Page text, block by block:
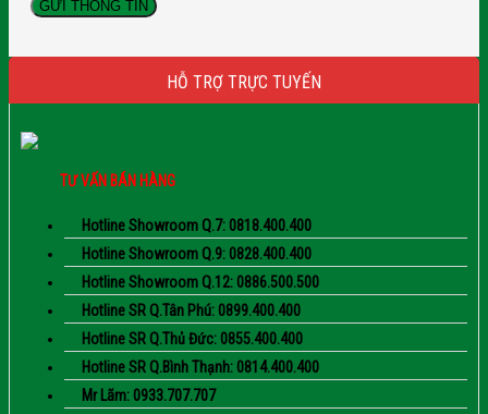
HỖ TRỢ TRỰC TUYẾN
TƯ VẤN BÁN HÀNG
Hotline Showroom Q.7: 0818.400.400
Hotline Showroom Q.9: 0828.400.400
Hotline Showroom Q.12: 0886.500.500
Hotline SR Q.Tân Phú: 0899.400.400
Hotline SR Q.Thủ Đức: 0855.400.400
Hotline SR Q.Bình Thạnh: 0814.400.400
Mr Lãm: 0933.707.707